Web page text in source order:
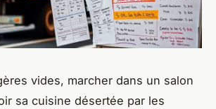
vides, marcher dans un salon
sa cuisine désertée par les